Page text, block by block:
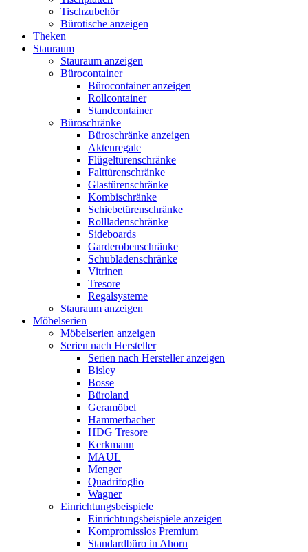
Tischzubehör
Bürotische anzeigen
Theken
Stauraum
Stauraum anzeigen
Bürocontainer
Bürocontainer anzeigen
Rollcontainer
Standcontainer
Büroschränke
Büroschränke anzeigen
Aktenregale
Flügeltürenschränke
Falttürenschränke
Glastürenschränke
Kombischränke
Schiebetürenschränke
Rollladenschränke
Sideboards
Garderobenschränke
Schubladenschränke
Vitrinen
Tresore
Regalsysteme
Stauraum anzeigen
Möbelserien
Möbelserien anzeigen
Serien nach Hersteller
Serien nach Hersteller anzeigen
Bisley
Bosse
Büroland
Geramöbel
Hammerbacher
HDG Tresore
Kerkmann
MAUL
Menger
Quadrifoglio
Wagner
Einrichtungsbeispiele
Einrichtungsbeispiele anzeigen
Kompromisslos Premium
Standardbüro in Ahorn